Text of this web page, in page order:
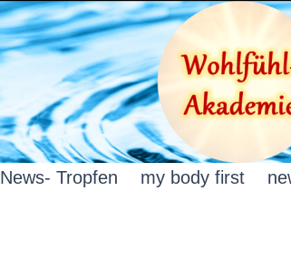
News- Tropfen my body first